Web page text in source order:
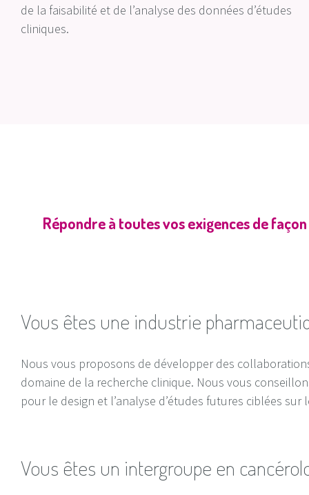
de la faisabilité et de l’analyse des données d’études
cliniques.
Répondre à toutes vos exigences de
Vous êtes une industrie
Nous vous proposons de développer des
domaine de la recherche clinique. Nous vous
pour le design et l’analyse d’études futures ciblées
Vous êtes un intergroupe en